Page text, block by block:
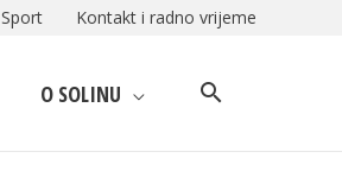
Sport Kontakt i radno vrijeme
O SOLINU